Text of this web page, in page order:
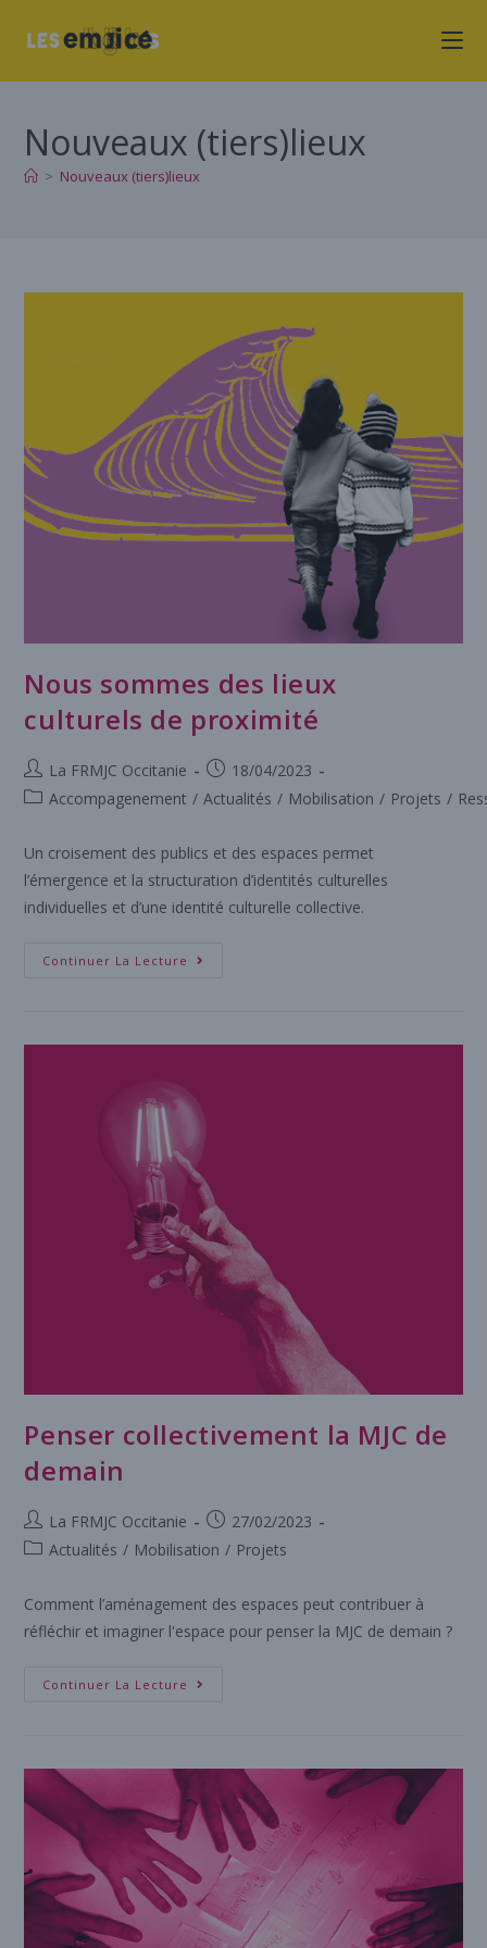
Nouveaux (tiers)lieux
> Nouveaux (tiers)lieux
Nous sommes des lieux
culturels de proximité
La FRMJC Occitanie
18/04/2023
Accompagenement / Actualités / Mobilisation / Projets /
Un croisement des publics et des espaces permet
l’émergence et la structuration d’identités culturelles
individuelles et d’une identité culturelle collective.
Continuer La Lecture
Penser collectivement la MJC de
demain
La FRMJC Occitanie
27/02/2023
Actualités / Mobilisation / Projets
Comment l’aménagement des espaces peut contribuer à
réfléchir et imaginer l'espace pour penser la MJC de demain ?
Continuer La Lecture